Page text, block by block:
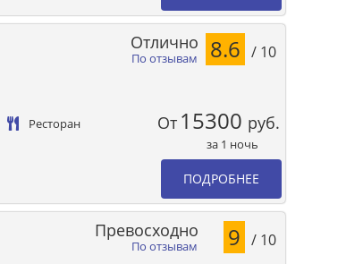
Ресторан
По отзывам
Отлично 8.6 / 10
От 15300 руб.
за 1 ночь
ПОДРОБНЕЕ
По отзывам
Превосходно 9 / 10